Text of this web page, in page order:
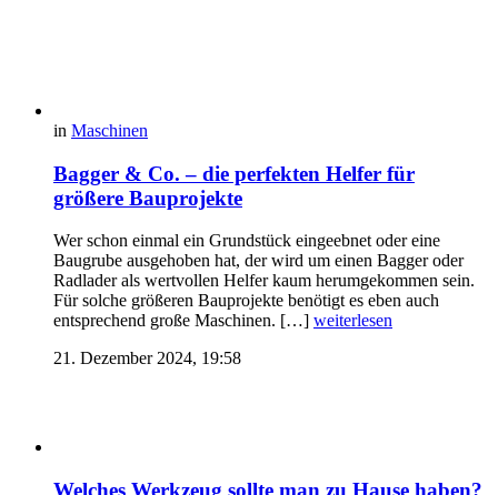
in Maschinen
Bagger & Co. – die perfekten Helfer für
größere Bauprojekte
Wer schon einmal ein Grundstück eingeebnet oder eine
Baugrube ausgehoben hat, der wird um einen Bagger oder
Radlader als wertvollen Helfer kaum herumgekommen sein.
Für solche größeren Bauprojekte benötigt es eben auch
entsprechend große Maschinen. […] weiterlesen
21. Dezember 2024, 19:58
Welches Werkzeug sollte man zu Hause haben?